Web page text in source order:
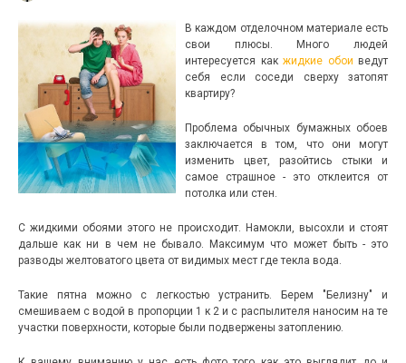
В каждом отделочном материале есть
свои плюсы. Много людей
интересуется как жидкие обои ведут
себя если соседи сверху затопят
квартиру?
Проблема обычных бумажных обоев
заключается в том, что они могут
изменить цвет, разойтись стыки и
самое страшное - это отклеится от
потолка или стен.
С жидкими обоями этого не происходит. Намокли, высохли и стоят
дальше как ни в чем не бывало. Максимум что может быть - это
разводы желтоватого цвета от видимых мест где текла вода.
Такие пятна можно с легкостью устранить. Берем "Белизну" и
смешиваем с водой в пропорции 1 к 2 и с распылителя наносим на те
участки поверхности, которые были подвержены затоплению.